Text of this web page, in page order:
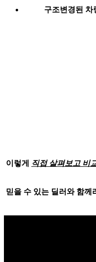
구조변경된 차
이렇게 직접 살펴보고 비
믿을 수 있는 딜러와 함께